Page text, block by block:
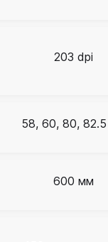
203 dpi
58, 60, 80,
600 мм